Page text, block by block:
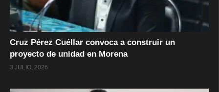
Cruz Pérez Cuéllar convoca a construir un
proyecto de unidad en Morena
3 JULIO, 2026